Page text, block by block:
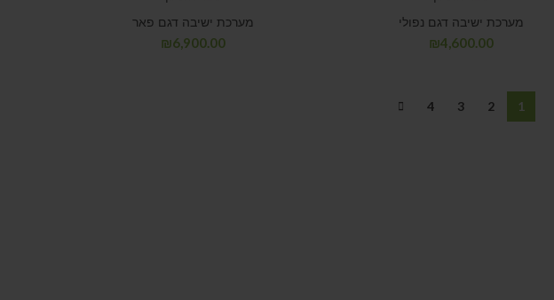
מערכת ישיבה דגם נפולי
₪4,600.00
מערכת ישיבה דגם פאר
₪6,900.00
1
2
3
4